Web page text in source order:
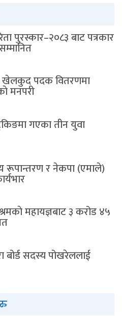
पुरस्कार–२०८३ बाट पत्रकार
खेलकुद पदक वितरणमा
मनपरी
गएका तीन युवा
रूपान्तरण र नेकपा (एमाले)
महायज्ञबाट ३ करोड ४५
बोर्ड सदस्य पोखरेललाई